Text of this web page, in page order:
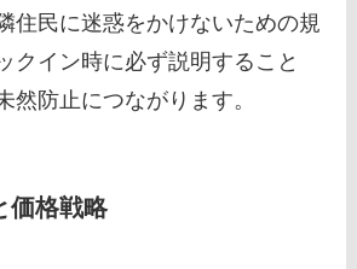
住民に迷惑をかけないための規
クイン時に必ず説明すること
然防止につながります。
価格戦略